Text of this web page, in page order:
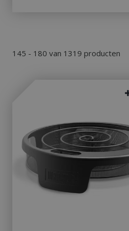
145 - 180 van 1319 producten
VISITOR_PRIVACY_METADATA